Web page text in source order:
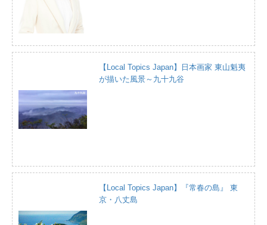
【Local Topics Japan】日本画家 東山魁夷
が描いた風景～九十九谷
【Local Topics Japan】『常春の島』 東
京・八丈島